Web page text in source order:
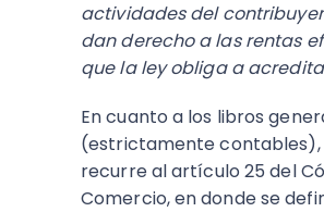
actividades del
dan derecho a las rentas
que la ley obliga a
En cuanto a los libros
(estrictamente contables),
recurre al artículo 25 del
Comercio, en donde se